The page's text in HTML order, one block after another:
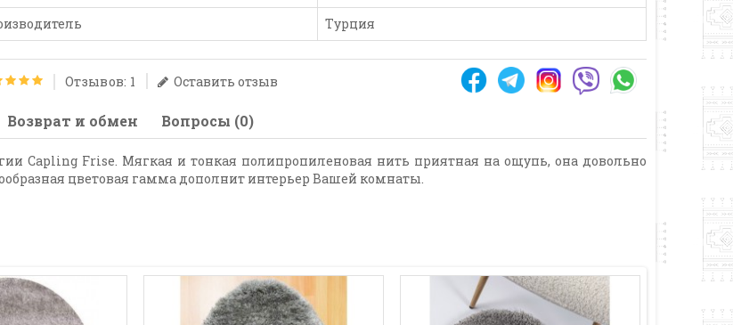
Турция
Отзывов: 1 Оставить отзыв
Возврат и обмен Вопросы (0)
Capling Frise. Мягкая и тонкая полипропиленовая нить приятная на ощупь, она довольно
цветовая гамма дополнит интерьер Вашей комнаты.